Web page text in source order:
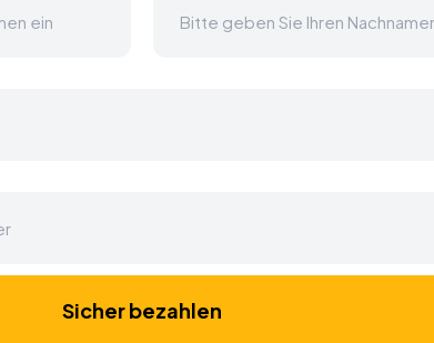
Sicher bezahlen